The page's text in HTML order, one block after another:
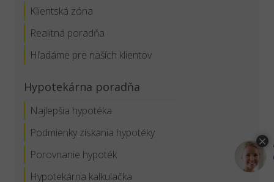
Klientská zóna
Realitná poradňa
Hľadáme pre naších klientov
Hypotekárna poradňa
Najlepšia hypotéka
Podmienky získania hypotéky
Porovnanie hypoték
Hypotekárna kalkulačka